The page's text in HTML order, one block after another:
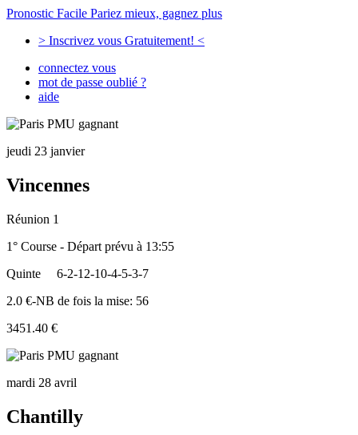
Pronostic Facile Pariez mieux, gagnez plus
> Inscrivez vous Gratuitement! <
connectez vous
mot de passe oublié ?
aide
jeudi 23 janvier
Vincennes
Réunion 1
1° Course - Départ prévu à 13:55
Quinte
6-2-12-10-4-5-3-7
2.0 €-NB de fois la mise: 56
3451.40 €
mardi 28 avril
Chantilly